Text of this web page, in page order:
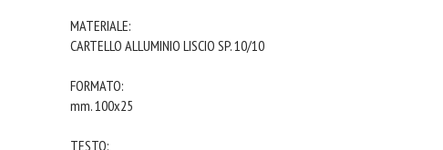
MATERIALE:
CARTELLO ALLUMINIO LISCIO SP. 10/10
FORMATO:
mm. 100x25
TESTO: